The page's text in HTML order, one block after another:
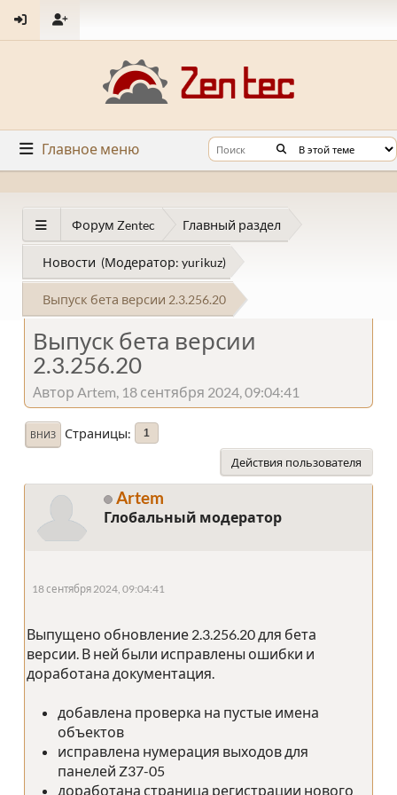
Главное меню
Форум Zentec Главный раздел
Новости (Модератор: yurikuz)
Выпуск бета версии 2.3.256.20
Выпуск бета версии
2.3.256.20
Автор Artem, 18 сентября 2024, 09:04:41
ВНИЗ Страницы 1
Действия пользователя
Artem
Глобальный модератор
18 сентября 2024, 09:04:41
Выпущено обновление 2.3.256.20 для бета
версии. В ней были исправлены ошибки и
доработана документация.
добавлена проверка на пустые имена
объектов
исправлена нумерация выходов для
панелей Z37-05
доработана страница регистрации нового